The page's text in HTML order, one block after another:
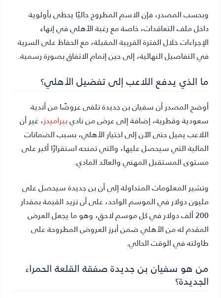
وبحسب المصدر، فإن الاسم المطروح حاليًا يحظى بأولوية
داخل ملف التعاقدات، خاصة مع رغبة الأهلي في إنهاء
الإجراءات خلال الفترة القريبة المقبلة، مع الحفاظ على السرية
في التفاصيل النهائية، إلى حين إتمام الاتفاق بصورة رسمية.
ما الذي يدفع اللاعب إلى تفضيل الأهلي؟
أوضح المصدر أن سفيان بن جديدة تلقى عروضًا من أندية
سعودية وقطرية، إضافة إلى عرض من ناديبيراميدز، غير أن
اللاعب يميل حتى الآن إلى اختيار الأهلي، بسبب الضمانات
المالية التي سيحصل عليها، والتي تمنحه استقرارًا أكبر على
مستوى المستقبل المهني والعائد المادي.
وتشير المعلومات المتداولة إلى أن بن جديدة سيحصل على
مليون دولار في الموسم الواحد، على أن تزيد القيمة بمقدار
200 ألف دولار في كل موسم لاحق، وهو ما يجعل العرض
المقدم له من الأهلي ضمن أبرز العروض المطروحة على
طاولته في الوقت الحالي.
من هو سفيان بن جديدة صفقة القلعة الحمراء
الجديدة؟